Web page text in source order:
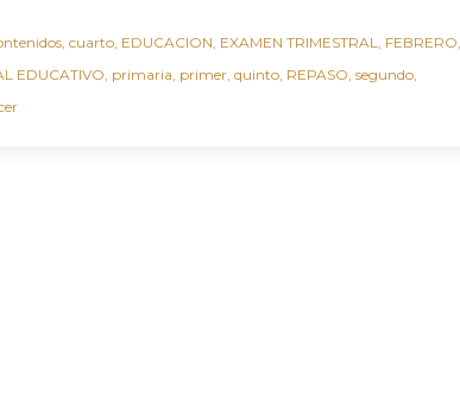
cuarto EDUCACION EXAMEN TRIMESTRAL FEBRERO
EDUCATIVO primaria primer quinto REPASO segundo